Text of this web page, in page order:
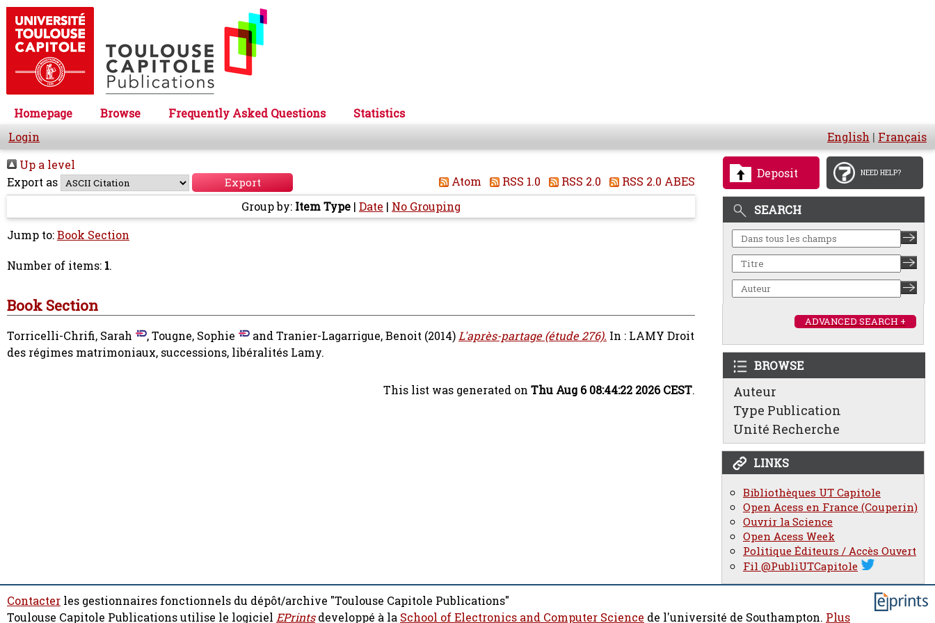
Homepage Browse Frequently Asked Questions
Statistics
Login
English | Français
Deposit NEED HELP?
SEARCH
ADVANCED SEARCH +
BROWSE
Auteur
Type Publication
Unité Recherche
LINKS
Bibliothèques UT Capitole
Open Acess en France (Couperin)
Ouvrir la Science
Open Acess Week
Politique Éditeurs / Accès Ouvert
Fil @PubliUTCapitole
Up a level
Export as
Atom RSS 1.0 RSS 2.0
RSS 2.0 ABES
Group by: Item Type | Date | No Grouping
Jump to:Book Section
Number of items: 1.
Book Section
Torricelli-Chrifi, Sarah ,Tougne, Sophie andTranier-Lagarrigue, Benoit (2014)L'après-partage (étude 276). In : LAMY Droit
des régimes matrimoniaux, successions, libéralités Lamy.
This list was generated on Thu Aug 6 08:44:22 2026 CEST.
Contacter les gestionnaires fonctionnels du dépôt/archive "Toulouse Capitole Publications"
Toulouse Capitole Publications utilise le logiciel EPrintsdeveloppé à la School of Electronics and Computer Science de l'université de Southampton. Plus